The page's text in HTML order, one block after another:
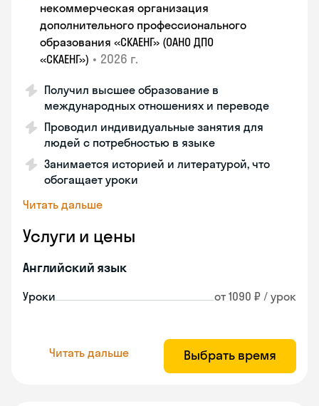
некоммерческая организация
дополнительного профессионального
образования «СКАЕНГ» (ОАНО ДПО
«СКАЕНГ») • 2026 г.
Получил высшее образование в
международных отношениях и переводе
Проводил индивидуальные занятия для
людей с потребностью в языке
Занимается историей и литературой, что
обогащает уроки
Читать дальше
Услуги и цены
Английский язык
Уроки от 1090 ₽ / урок
Читать дальше Выбрать время